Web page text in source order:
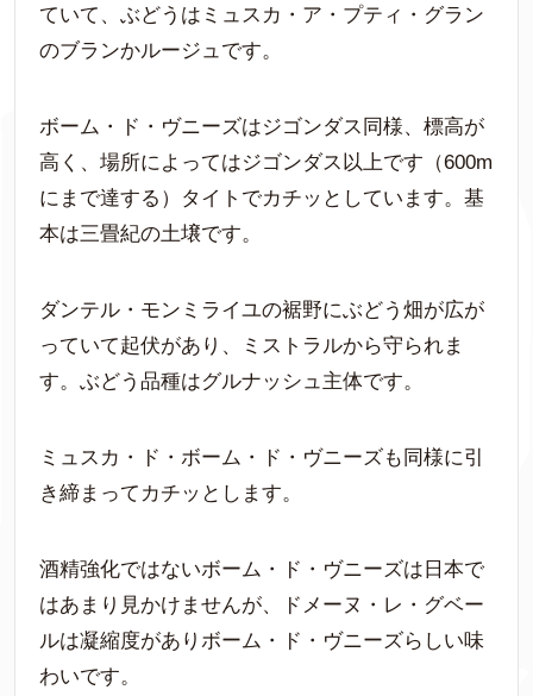
ていて、ぶどうはミュスカ・ア・プティ・グラン
のブランかルージュです。
ボーム・ド・ヴニーズはジゴンダス同様、標高が
高く、場所によってはジゴンダス以上です（600m
にまで達する）タイトでカチッとしています。基
本は三畳紀の土壌です。
ダンテル・モンミライユの裾野にぶどう畑が広が
っていて起伏があり、ミストラルから守られま
す。ぶどう品種はグルナッシュ主体です。
ミュスカ・ド・ボーム・ド・ヴニーズも同様に引
き締まってカチッとします。
酒精強化ではないボーム・ド・ヴニーズは日本で
はあまり見かけませんが、ドメーヌ・レ・グベー
ルは凝縮度がありボーム・ド・ヴニーズらしい味
わいです。